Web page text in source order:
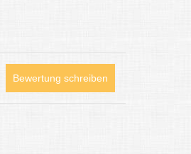
Bewertung schreiben